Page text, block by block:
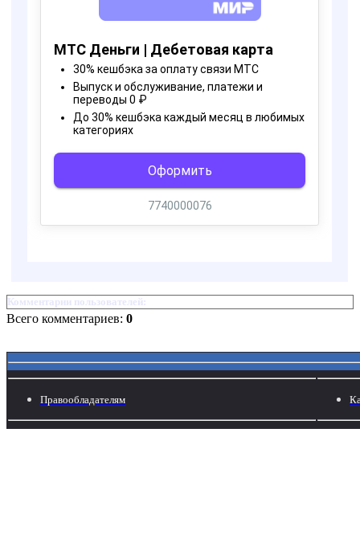
Комментарии пользователей:
Всего комментариев: 0
Правообладателям